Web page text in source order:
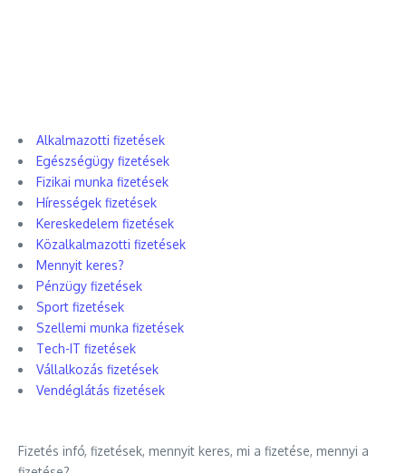
Alkalmazotti fizetések
Egészségügy fizetések
Fizikai munka fizetések
Hírességek fizetések
Kereskedelem fizetések
Közalkalmazotti fizetések
Mennyit keres?
Pénzügy fizetések
Sport fizetések
Szellemi munka fizetések
Tech-IT fizetések
Vállalkozás fizetések
Vendéglátás fizetések
Fizetés infó, fizetések, mennyit keres, mi a fizetése, mennyi a